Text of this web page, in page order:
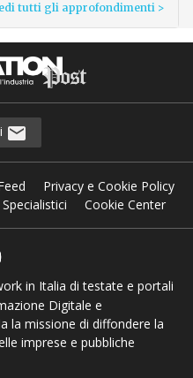
tutti gli approfondimenti >
Privacy e Cookie Policy
Cookie Center
in Italia di testate e portali
Digitale e
la missione di diffondere la
imprese e pubbliche